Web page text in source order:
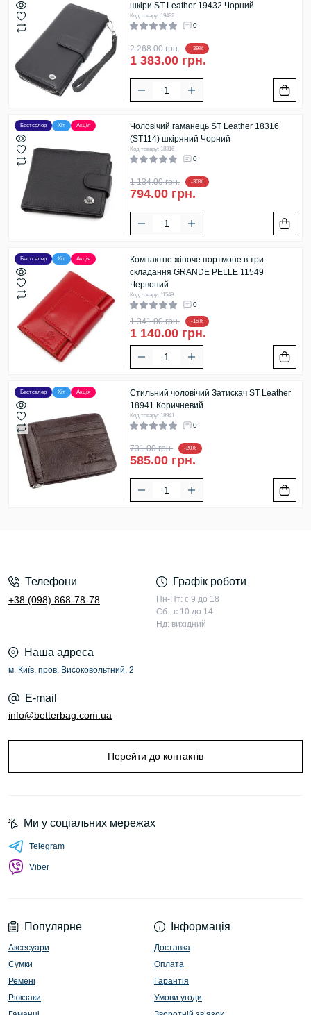
шкіри ST Leather 19432 Чорний
Код товару: 19432
0
2 268.00 грн. -39%
1 383.00 грн.
Бестселер Хіт Акція
Чоловічий гаманець ST Leather 18316
(ST114) шкіряний Чорний
Код товару: 18316
0
1 134.00 грн. -30%
794.00 грн.
Бестселер Хіт Акція
Компактне жіноче портмоне в три
складання GRANDE PELLE 11549
Червоний
Код товару: 11549
0
1 341.00 грн. -15%
1 140.00 грн.
Бестселер Хіт Акція
Стильний чоловічий Затискач ST Leather
18941 Коричневий
Код товару: 18941
0
731.00 грн. -20%
585.00 грн.
Телефони
+38 (098) 868-78-78
Графік роботи
Пн-Пт: с 9 до 18
Сб.: с 10 до 14
Нд: вихідний
Наша адреса
м. Київ, пров. Високовольтний, 2
E-mail
info@betterbag.com.ua
Перейти до контактів
Популярне
Аксесуари
Сумки
Ремені
Рюкзаки
Інформація
Доставка
Оплата
Гарантія
Умови угоди
Ми у соціальних мережах
Telegram
Viber